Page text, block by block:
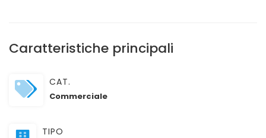
Caratteristiche principali
CAT.
Commerciale
TIPO